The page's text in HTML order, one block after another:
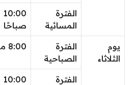
الفترة
المسائية
10:00
صباحًا
يوم
الثلاثاء
الفترة
الصباحية
8:00 مساءً
الفترة
10:00